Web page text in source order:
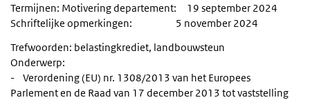
Termijnen: Motivering departement: 19 september 2024
Schriftelijke opmerkingen: 5 november 2024
Trefwoorden: belastingkrediet, landbouwsteun
Onderwerp:
- Verordening (EU) nr. 1308/2013 van het Europees
Parlement en de Raad van 17 december 2013 tot vaststelling